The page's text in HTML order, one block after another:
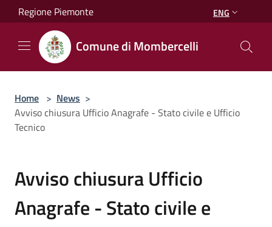
Salta al contenuto principale
Regione Piemonte ENG
Comune di Mombercelli
Home > News >
Avviso chiusura Ufficio Anagrafe - Stato civile e Ufficio
Tecnico
Avviso chiusura Ufficio
Anagrafe - Stato civile e